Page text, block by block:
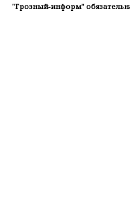
"Грозный-информ"